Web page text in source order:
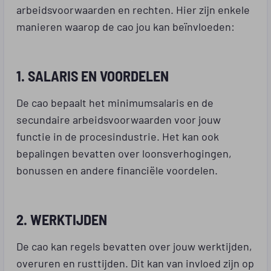
arbeidsvoorwaarden en rechten. Hier zijn enkele
manieren waarop de cao jou kan beïnvloeden:
1. SALARIS EN VOORDELEN
De cao bepaalt het minimumsalaris en de
secundaire arbeidsvoorwaarden voor jouw
functie in de procesindustrie. Het kan ook
bepalingen bevatten over loonsverhogingen,
bonussen en andere financiële voordelen.
2. WERKTIJDEN
De cao kan regels bevatten over jouw werktijden,
overuren en rusttijden. Dit kan van invloed zijn op